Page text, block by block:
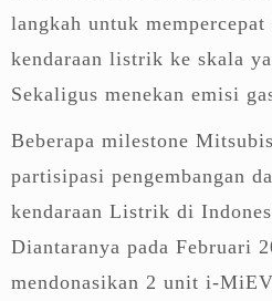
langkah untuk
kendaraan listrik ke skala
Sekaligus menekan emisi
Beberapa milestone
partisipasi pengembangan
kendaraan Listrik di
Diantaranya pada Februari
mendonasikan 2 unit i-